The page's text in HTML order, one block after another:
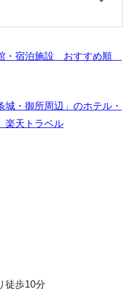
館・宿泊施設 おすすめ順
・御所周辺」のホテル・
天トラベル
徒歩10分